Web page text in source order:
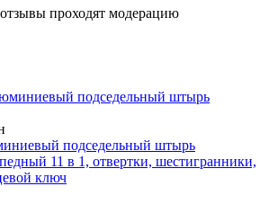
проходят модерацию
подседельный штырь